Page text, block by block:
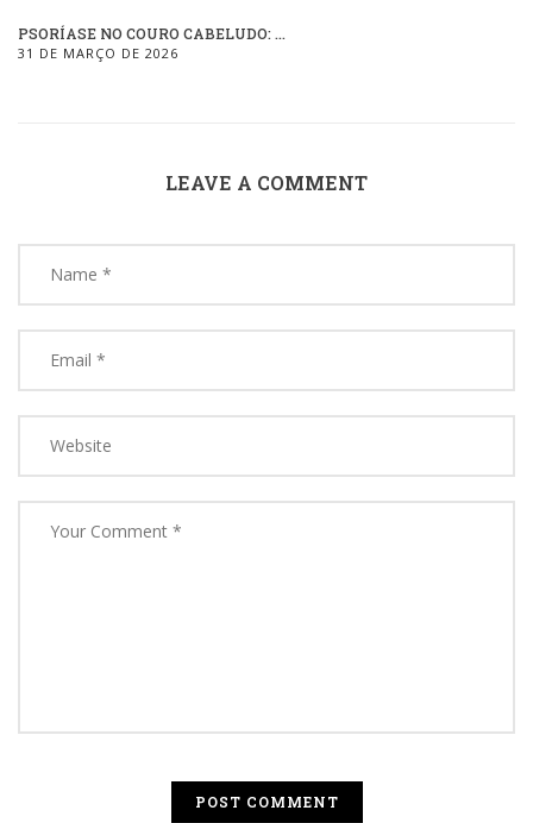
PSORÍASE NO COURO CABELUDO: ...
31 DE MARÇO DE 2026
LEAVE A COMMENT